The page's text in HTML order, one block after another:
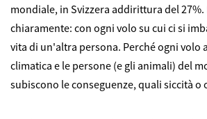
mondiale, in Svizzera addirittura del 27%.
chiaramente: con ogni volo su cui ci si
vita di un'altra persona. Perché ogni volo
climatica e le persone (e gli animali) del
subiscono le conseguenze, quali siccità o